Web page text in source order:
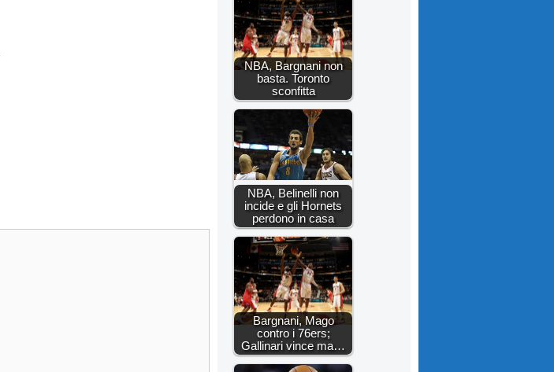
NBA, Bargnani non
basta. Toronto
sconfitta
NBA, Belinelli non
incide e gli Hornets
perdono in casa
Bargnani, Mago
contro i 76ers;
Gallinari vince ma…